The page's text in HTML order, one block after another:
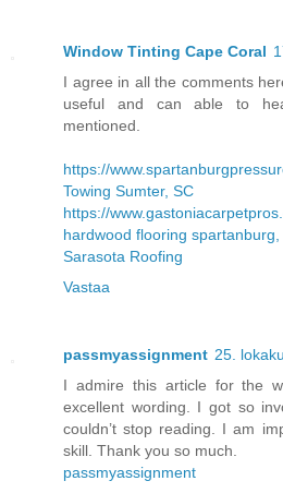
Window Tinting Cape Coral
I agree in all the comments
useful and can able to
mentioned.
https://
Towing Sumter, SC
https://
hardwood flooring spartanburg,
Sarasota Roofing
Vastaa
passmyassignment 25.
I admire this article for the
excellent wording. I got so
couldn’t stop reading. I am
skill. Thank you so much.
passmyassignment